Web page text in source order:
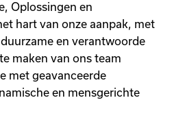
Oplossingen en
hart van onze aanpak, met
en verantwoorde
maken van ons team
met geavanceerde
en mensgerichte